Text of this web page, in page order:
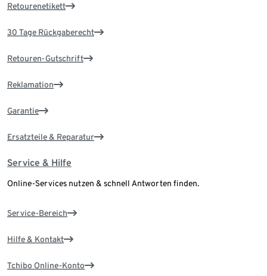
Retourenetikett
30 Tage Rückgaberecht
Retouren-Gutschrift
Reklamation
Garantie
Ersatzteile & Reparatur
Service & Hilfe
Online-Services nutzen & schnell Antworten finden.
Service-Bereich
Hilfe & Kontakt
Tchibo Online-Konto